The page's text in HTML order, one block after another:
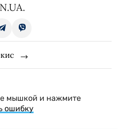
мышкой и нажмите
ошибку